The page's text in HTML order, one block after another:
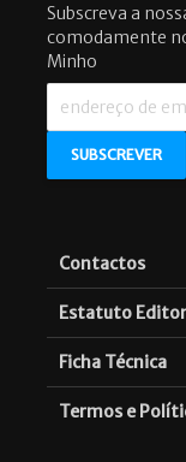
Subscreva a
comodamente
Minho
Contactos
Estatuto
Ficha Técnica
Termos e